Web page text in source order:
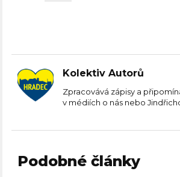
Kolektiv Autorů
Zpracovává zápisy a
v médiích o nás nebo
Podobné články